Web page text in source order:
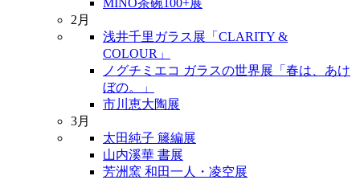
2月
浅井千里ガラス展「CLARITY &
COLOUR」
ノグチミエコ ガラスの世界展「春は、あけ
ぼの。」
市川恵大陶展
3月
太田純子 籐編展
山内溪華 書展
芳洲窯 和田一人・凌空展